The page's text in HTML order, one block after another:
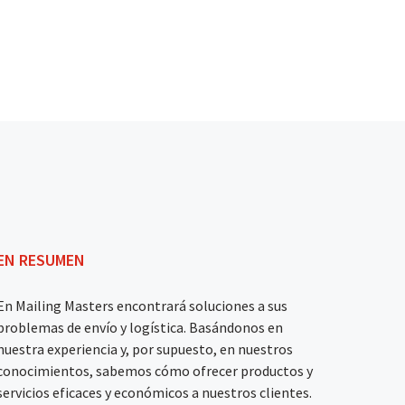
RESUMEN
Mailing Masters encontrará soluciones a sus
de envío y logística. Basándonos en
experiencia y, por supuesto, en nuestros
sabemos cómo ofrecer productos y
eficaces y económicos a nuestros clientes.